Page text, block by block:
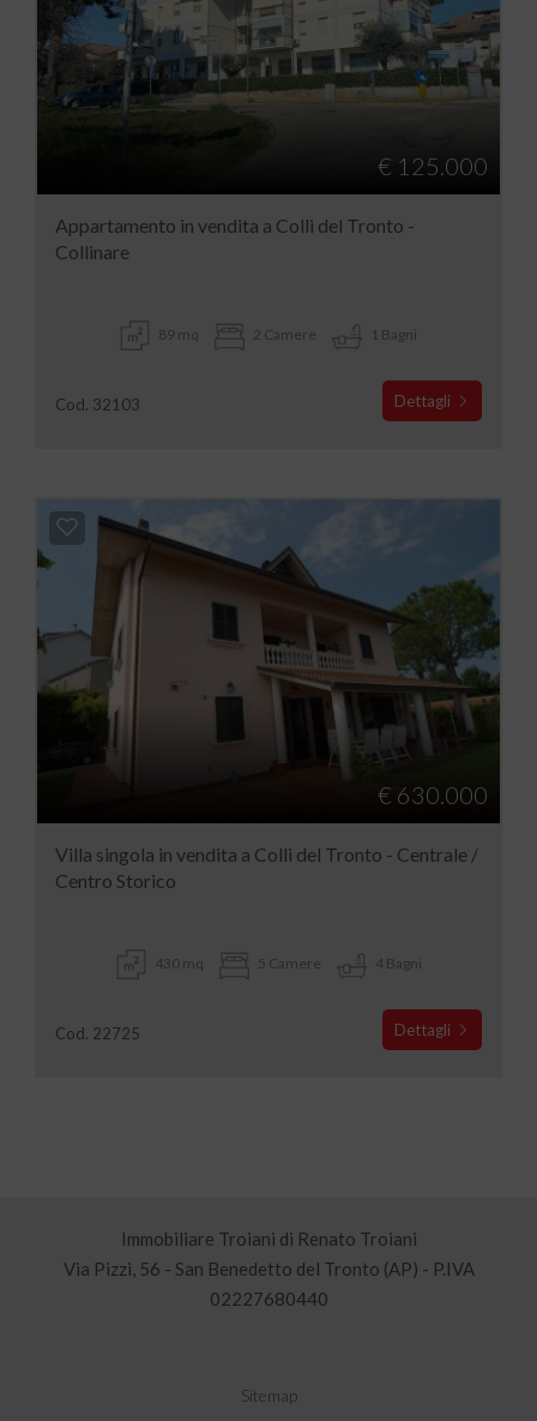
€ 125.000
Appartamento in vendita a Colli del Tronto -
Collinare
89 mq 2 Camere 1 Bagni
Cod. 32103 Dettagli
€ 630.000
Villa singola in vendita a Colli del Tronto - Centrale /
Centro Storico
430 mq 5 Camere 4 Bagni
Cod. 22725 Dettagli
Immobiliare Troiani di Renato Troiani
Via Pizzi, 56 - San Benedetto del Tronto (AP) - P.IVA
02227680440
Sitemap